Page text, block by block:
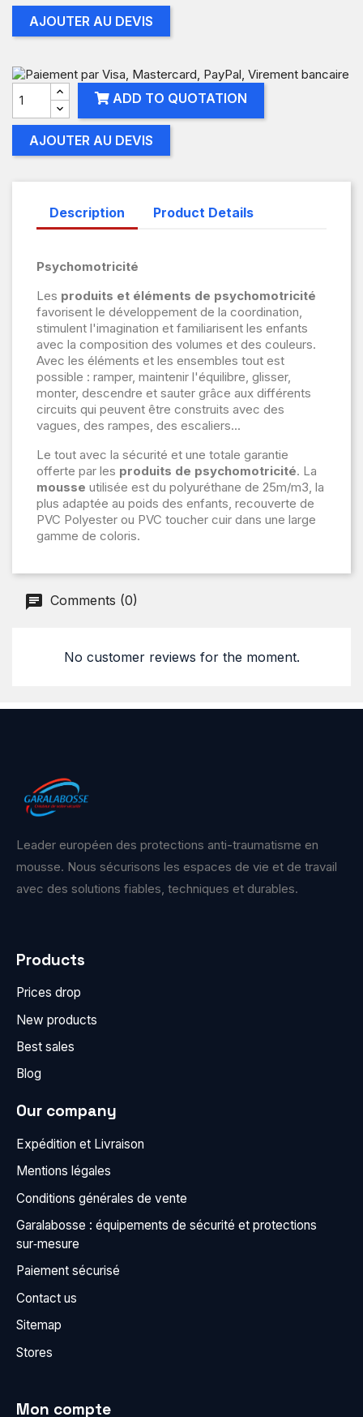
AJOUTER AU DEVIS
ADD TO QUOTATION
AJOUTER AU DEVIS
Description Product Details
Psychomotricité
Les produits et éléments de psychomotricité
favorisent le développement de la coordination,
stimulent l'imagination et familiarisent les enfants
avec la composition des volumes et des couleurs.
Avec les éléments et les ensembles tout est
possible : ramper, maintenir l'équilibre, glisser,
monter, descendre et sauter grâce aux différents
circuits qui peuvent être construits avec des
vagues, des rampes, des escaliers...
Le tout avec la sécurité et une totale garantie
offerte par les produits de psychomotricité. La
mousse utilisée est du polyuréthane de 25m/m3, la
plus adaptée au poids des enfants, recouverte de
PVC Polyester ou PVC toucher cuir dans une large
gamme de coloris.
Comments (0)
No customer reviews for the moment.
Leader européen des protections anti-traumatisme en
mousse. Nous sécurisons les espaces de vie et de travail
avec des solutions fiables, techniques et durables.
Products
Prices drop
New products
Best sales
Blog
Our company
Expédition et Livraison
Mentions légales
Conditions générales de vente
Garalabosse : équipements de sécurité et protections
sur‑mesure
Paiement sécurisé
Contact us
Sitemap
Stores
Mon compte